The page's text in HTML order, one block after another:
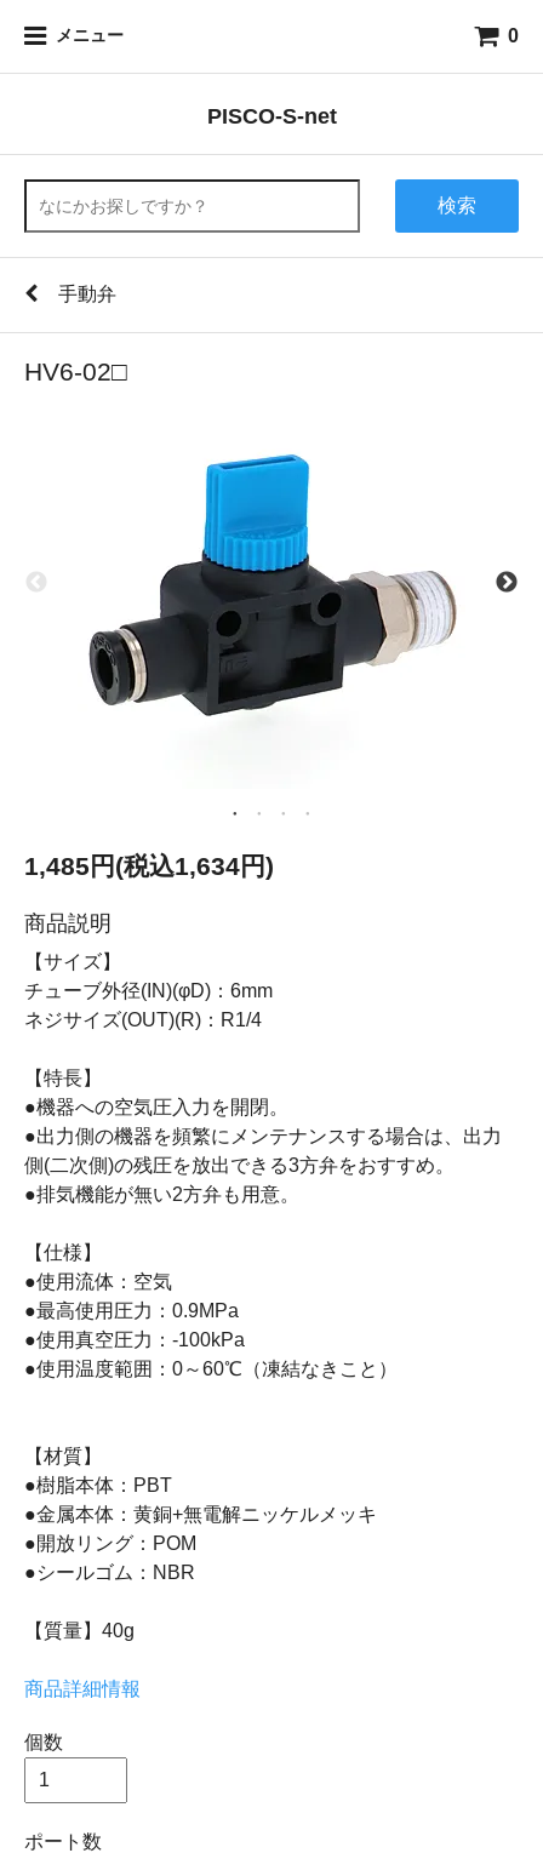
メニュー 0
PISCO-S-net
検索
手動弁
HV6-02□
1,485円(税込1,634円)
商品説明
【サイズ】
チューブ外径(IN)(φD)：6mm
ネジサイズ(OUT)(R)：R1/4
【特長】
●機器への空気圧入力を開閉。
●出力側の機器を頻繁にメンテナンスする場合は、出力
側(二次側)の残圧を放出できる3方弁をおすすめ。
●排気機能が無い2方弁も用意。
【仕様】
●使用流体：空気
●最高使用圧力：0.9MPa
●使用真空圧力：-100kPa
●使用温度範囲：0～60℃（凍結なきこと）
【材質】
●樹脂本体：PBT
●金属本体：黄銅+無電解ニッケルメッキ
●開放リング：POM
●シールゴム：NBR
【質量】40g
商品詳細情報
個数
ポート数